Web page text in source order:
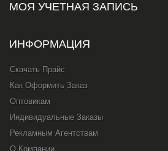
МОЯ УЧЕТНАЯ ЗАПИСЬ
ИНФОРМАЦИЯ
Скачать Прайс
Как Оформить Заказ
Оптовикам
Индивидуальные Заказы
Рекламным Агентствам
О Компании